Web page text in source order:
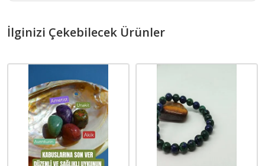
İlginizi Çekebilecek Ürünler